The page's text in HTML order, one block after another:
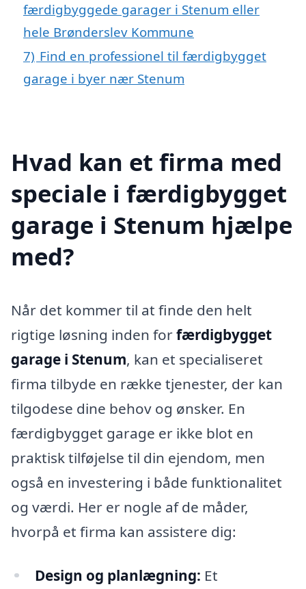
færdigbyggede garager i Stenum eller
hele Brønderslev Kommune
7) Find en professionel til færdigbygget
garage i byer nær Stenum
Hvad kan et firma med
speciale i færdigbygget
garage i Stenum hjælpe
med?
Når det kommer til at finde den helt
rigtige løsning inden forfærdigbygget
garage i Stenum, kan et specialiseret
firma tilbyde en række tjenester, der kan
tilgodese dine behov og ønsker. En
færdigbygget garage er ikke blot en
praktisk tilføjelse til din ejendom, men
også en investering i både funktionalitet
og værdi. Her er nogle af de måder,
hvorpå et firma kan assistere dig:
Design og planlægning: Et